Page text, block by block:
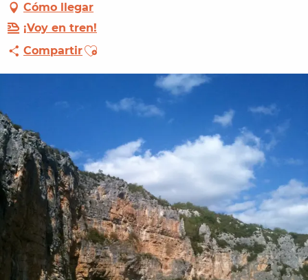
Cómo llegar
¡Voy en tren!
CompartirAjouter aux favoris